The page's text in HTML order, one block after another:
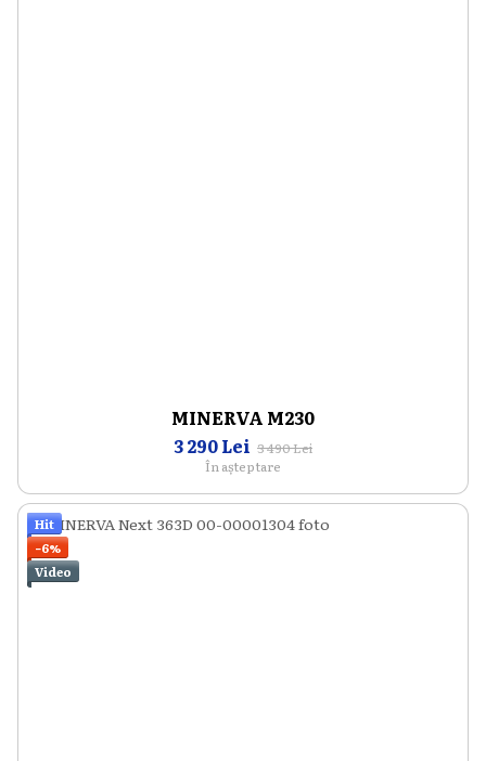
MINERVA M230
3 290 Lei 3 490 Lei
În așteptare
Hit
−6%
Video